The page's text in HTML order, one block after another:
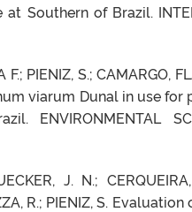
Southern of Brazil.
PIENIZ, S.; CAMARGO,
viarum Dunal in use
ENVIRONMENTAL
J. N.;
R.; PIENIZ, S.